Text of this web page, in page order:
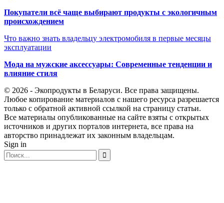
Покупатели всё чаще выбирают продукты с экологичным
происхождением
Что важно знать владельцу электромобиля в первые месяцы
эксплуатации
Мода на мужские аксессуары: Современные тенденции и
влияние стиля
© 2026 - Экопродукты в Беларуси. Все права защищены.
Любое копирование материалов с нашего ресурса разрешается
только с обратной активной ссылкой на страницу статьи.
Все материалы опубликованные на сайте взяты с открытых
источников и других порталов интернета, все права на
авторство принадлежат их законным владельцам.
Sign in